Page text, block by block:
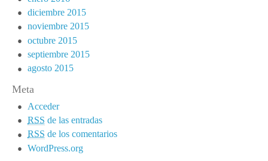
diciembre 2015
noviembre 2015
octubre 2015
septiembre 2015
agosto 2015
Meta
Acceder
RSS de las entradas
RSS de los comentarios
WordPress.org